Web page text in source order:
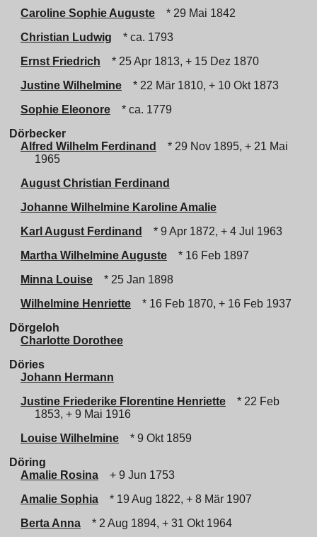
Caroline Sophie Auguste
* 29 Mai 1842
Christian Ludwig
* ca. 1793
Ernst Friedrich
* 25 Apr 1813, + 15 Dez 1870
Justine Wilhelmine
* 22 Mär 1810, + 10 Okt 1873
Sophie Eleonore
* ca. 1779
Dörbecker
Alfred Wilhelm Ferdinand
* 29 Nov 1895, + 21 Mai
1965
August Christian Ferdinand
Johanne Wilhelmine Karoline Amalie
Karl August Ferdinand
* 9 Apr 1872, + 4 Jul 1963
Martha Wilhelmine Auguste
* 16 Feb 1897
Minna Louise
* 25 Jan 1898
Wilhelmine Henriette
* 16 Feb 1870, + 16 Feb 1937
Dörgeloh
Charlotte Dorothee
Döries
Johann Hermann
Justine Friederike Florentine Henriette
* 22 Feb
1853, + 9 Mai 1916
Louise Wilhelmine
* 9 Okt 1859
Döring
Amalie Rosina
+ 9 Jun 1753
Amalie Sophia
* 19 Aug 1822, + 8 Mär 1907
Berta Anna
* 2 Aug 1894, + 31 Okt 1964